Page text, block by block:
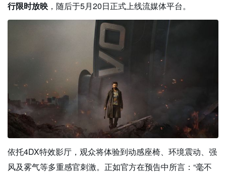
行限时放映 ，随后于5月20日正式上线流媒体平台。
依托4DX特效影厅，观众将体验到动感座椅、环境震动、强
风及雾气等多重感官刺激。正如官方在预告中所言：“毫不